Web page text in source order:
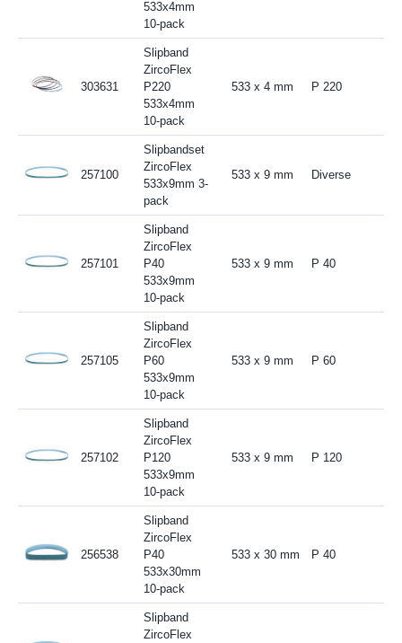
533x4mm
10-pack
303631
Slipband
ZircoFlex
P220
533x4mm
10-pack
533 x 4 mm P 220
257100
Slipbandset
ZircoFlex
533x9mm 3-
pack
533 x 9 mm Diverse
257101
Slipband
ZircoFlex
P40
533x9mm
10-pack
533 x 9 mm P 40
257105
Slipband
ZircoFlex
P60
533x9mm
10-pack
533 x 9 mm P 60
257102
Slipband
ZircoFlex
P120
533x9mm
10-pack
533 x 9 mm P 120
256538
Slipband
ZircoFlex
P40
533x30mm
10-pack
533 x 30 mm P 40
Slipband
ZircoFlex